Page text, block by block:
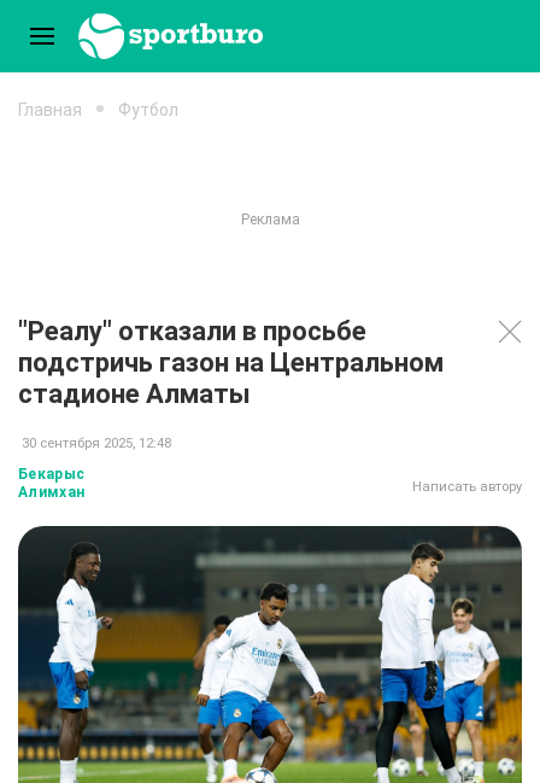
Главная Футбол
"Реалу" отказали в просьбе
подстричь газон на Центральном
стадионе Алматы
30 сентября 2025, 12:48
Бекарыс
Алимхан
Написать автору